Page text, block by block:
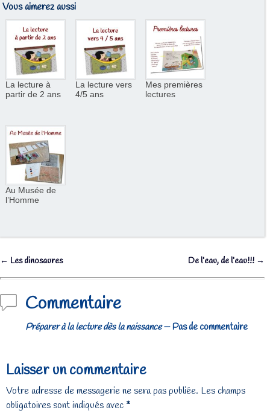
Vous aimerez aussi
La lecture à
partir de 2 ans
La lecture vers
4/5 ans
Mes premières
lectures
Au Musée de
l’Homme
Navigation des articles
← Les dinosaures De l’eau, de l’eau!!! →
Commentaire
Préparer à la lecture dès la naissance— Pas de commentaire
Laisser un commentaire
Votre adresse de messagerie ne sera pas publiée. Les champs
obligatoires sont indiqués avec *